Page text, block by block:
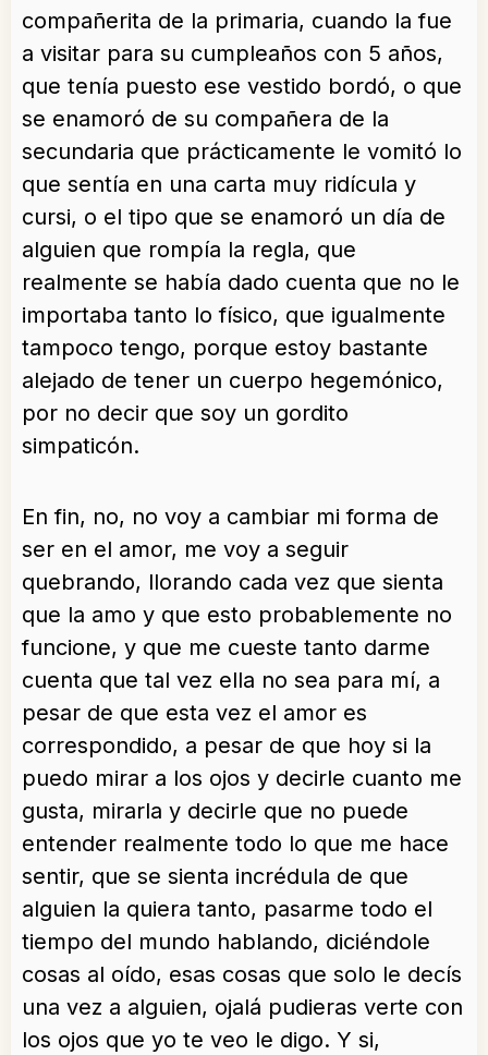
compañerita de la primaria, cuando la fue
a visitar para su cumpleaños con 5 años,
que tenía puesto ese vestido bordó, o que
se enamoró de su compañera de la
secundaria que prácticamente le vomitó lo
que sentía en una carta muy ridícula y
cursi, o el tipo que se enamoró un día de
alguien que rompía la regla, que
realmente se había dado cuenta que no le
importaba tanto lo físico, que igualmente
tampoco tengo, porque estoy bastante
alejado de tener un cuerpo hegemónico,
por no decir que soy un gordito
simpaticón.
En fin, no, no voy a cambiar mi forma de
ser en el amor, me voy a seguir
quebrando, llorando cada vez que sienta
que la amo y que esto probablemente no
funcione, y que me cueste tanto darme
cuenta que tal vez ella no sea para mí, a
pesar de que esta vez el amor es
correspondido, a pesar de que hoy si la
puedo mirar a los ojos y decirle cuanto me
gusta, mirarla y decirle que no puede
entender realmente todo lo que me hace
sentir, que se sienta incrédula de que
alguien la quiera tanto, pasarme todo el
tiempo del mundo hablando, diciéndole
cosas al oído, esas cosas que solo le decís
una vez a alguien, ojalá pudieras verte con
los ojos que yo te veo le digo. Y si,